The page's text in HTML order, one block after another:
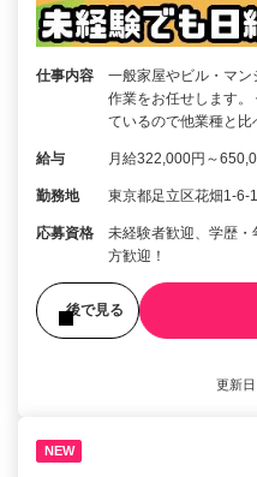
仕事内容
一般家屋やビル・マ
作業をお任せします。
ているので他業種と
給与 月給322,000円～
勤務地 東京都足立区花畑1-6-
応募資格
未経験者歓迎、学歴
方歓迎！
後で見る
更新
NEW